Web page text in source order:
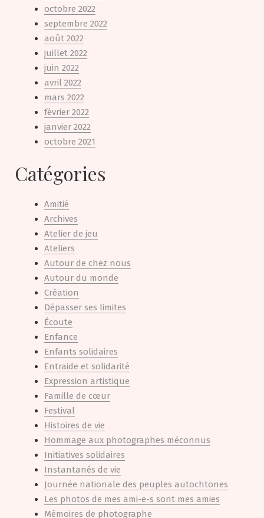
octobre 2022
septembre 2022
août 2022
juillet 2022
juin 2022
avril 2022
mars 2022
février 2022
janvier 2022
octobre 2021
Catégories
Amitié
Archives
Atelier de jeu
Ateliers
Autour de chez nous
Autour du monde
Création
Dépasser ses limites
Écoute
Enfance
Enfants solidaires
Entraide et solidarité
Expression artistique
Famille de cœur
Festival
Histoires de vie
Hommage aux photographes méconnus
Initiatives solidaires
Instantanés de vie
Journée nationale des peuples autochtones
Les photos de mes ami-e-s sont mes amies
Mémoires de photographe